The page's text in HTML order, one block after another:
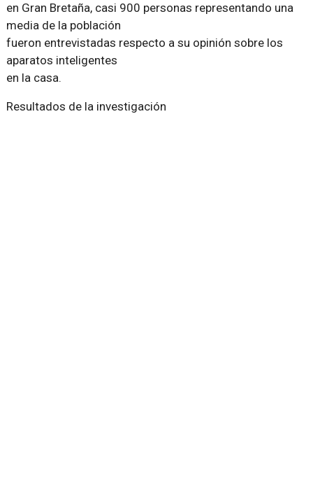
en Gran Bretaña, casi 900 personas representando una
media de la población
fueron entrevistadas respecto a su opinión sobre los
aparatos inteligentes
en la casa.
Resultados de la investigación